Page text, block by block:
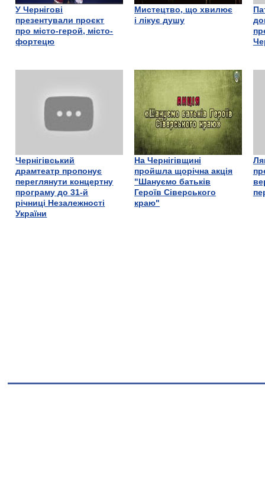
У Чернігові
презентували проєкт
про місто-герой, місто-
фортецю
Мистецтво, що хвилює
і лікує душу
Чернігівський
драмтеатр пропонує
переглянути концертну
програму до 31-й
річниці Незалежності
України
На Чернігівщині
пройшла щорічна акція
"Шануємо батьків
Героїв Сіверського
краю"